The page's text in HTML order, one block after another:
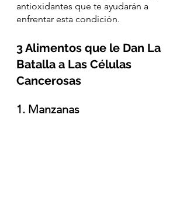
antioxidantes que te ayudarán a
enfrentar esta condición.
3 Alimentos que le Dan La
Batalla a Las Células
Cancerosas
1. Manzanas